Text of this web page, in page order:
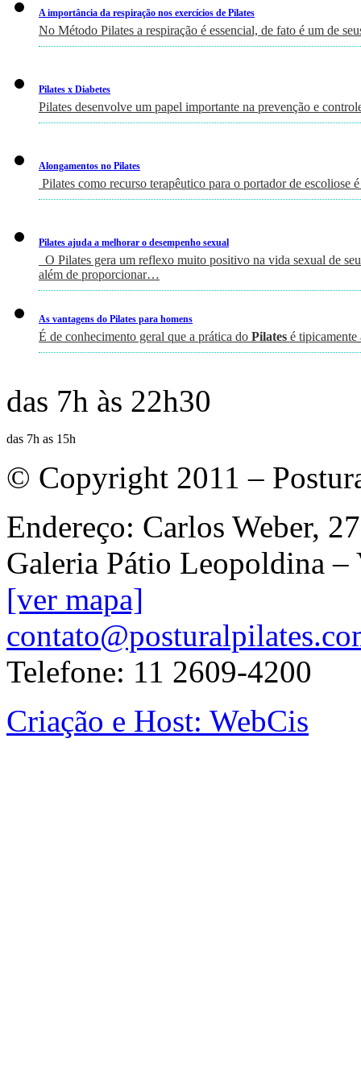
A importância da respiração nos exercícios de Pilates
No Método Pilates a respiração é essencial, de fato é um de
Pilates x Diabetes
Pilates desenvolve um papel importante na prevenção e
Alongamentos no Pilates
Pilates como recurso terapêutico para o portador de
Pilates ajuda a melhorar o desempenho sexual
O Pilates gera um reflexo muito positivo na vida sexual de
além de proporcionar…
As vantagens do Pilates para homens
É de conhecimento geral que a prática do Pilates é
das 7h às 22h30
das 7h as 15h
© Copyright 2011 –
Endereço: Carlos Weber,
Galeria Pátio Leopoldina
[ver mapa]
Telefone: 11 2609-4200
Criação e Host: WebCis